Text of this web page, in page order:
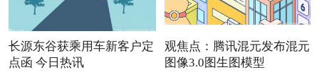
长源东谷获乘用车新客户定
点函 今日热讯
观焦点：腾讯混元发布混元
图像3.0图生图模型